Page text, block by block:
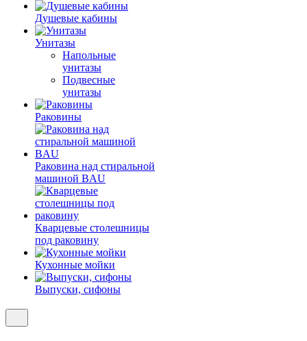
Душевые кабины
Унитазы
Напольные
унитазы
Подвесные
унитазы
Раковины
Раковина над стиральной
машиной BAU
Кварцевые столешницы
под раковину
Кухонные мойки
Выпуски, сифоны